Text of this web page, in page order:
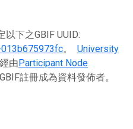
下之GBIF UUID:
。 University
由Participant Node
註冊成為資料發佈者。